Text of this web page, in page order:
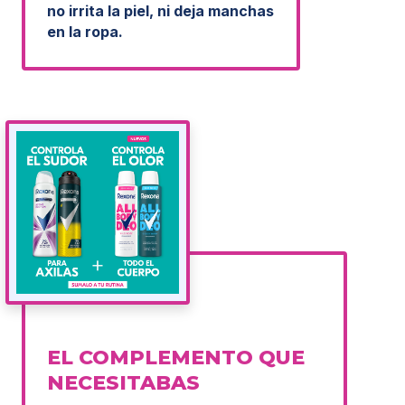
no irrita la piel, ni deja manchas
en la ropa.
EL COMPLEMENTO QUE
NECESITABAS